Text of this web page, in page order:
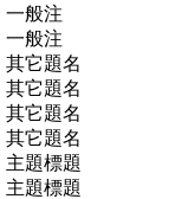
一般注
一般注
其它題名
其它題名
其它題名
其它題名
主題標題
主題標題